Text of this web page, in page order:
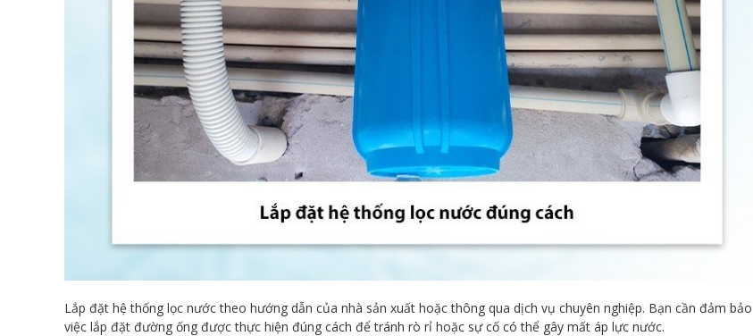
Lắp đặt hệ thống lọc nước theo hướng dẫn của nhà sản xuất hoặc thông qua dịch vụ chuyên nghiệp. Bạn cần đảm bảo
việc lắp đặt đường ống được thực hiện đúng cách để tránh rò rỉ hoặc sự cố có thể gây mất áp lực nước.